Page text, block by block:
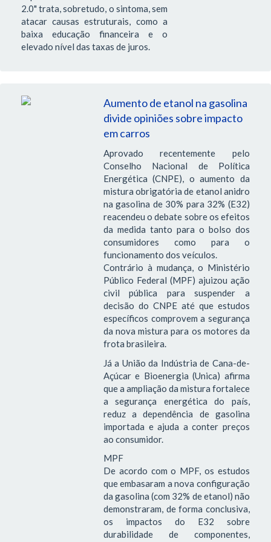
2.0" trata, sobretudo, o sintoma, sem
atacar causas estruturais, como a
baixa educação financeira e o
elevado nível das taxas de juros.
Aumento de etanol na gasolina
divide opiniões sobre impacto
em carros
Aprovado recentemente pelo
Conselho Nacional de Política
Energética (CNPE), o aumento da
mistura obrigatória de etanol anidro
na gasolina de 30% para 32% (E32)
reacendeu o debate sobre os efeitos
da medida tanto para o bolso dos
consumidores como para o
funcionamento dos veículos.
Contrário à mudança, o Ministério
Público Federal (MPF) ajuizou ação
civil pública para suspender a
decisão do CNPE até que estudos
específicos comprovem a segurança
da nova mistura para os motores da
frota brasileira.
Já a União da Indústria de Cana-de-
Açúcar e Bioenergia (Unica) afirma
que a ampliação da mistura fortalece
a segurança energética do país,
reduz a dependência de gasolina
importada e ajuda a conter preços
ao consumidor.
MPF
De acordo com o MPF, os estudos
que embasaram a nova configuração
da gasolina (com 32% de etanol) não
demonstraram, de forma conclusiva,
os impactos do E32 sobre
durabilidade de componentes,